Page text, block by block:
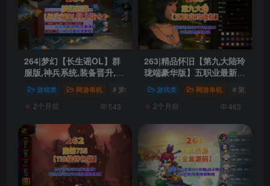
264|梦幻【长生谣OL】群
服版,神兵系统,装备晋升,助
战组队等超玩法+全套源码
及局域外网架设教程
游戏类 网游单机 # 梦幻西游 # 梦幻 # 梦幻源码
2个月前 543
263|精品怀旧【第九大陆玲
珑端豪华版】五职业最新整
理，配任务物品代码+GM
配套工具及命令+视频教程
游戏类 网游单机 # 第九大陆
2个月前 463